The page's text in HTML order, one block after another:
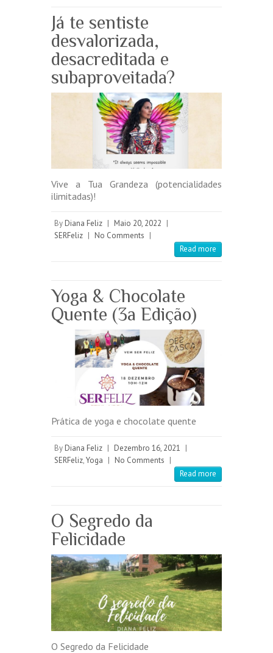
Já te sentiste
desvalorizada,
desacreditada e
subaproveitada?
Vive a Tua Grandeza (potencialidades
ilimitadas)!
By Diana Feliz | Maio 20, 2022 |
SERFeliz | No Comments |
Read more
Yoga & Chocolate
Quente (3a Edição)
Prática de yoga e chocolate quente
By Diana Feliz | Dezembro 16, 2021 |
SERFeliz,Yoga | No Comments |
Read more
O Segredo da
Felicidade
O Segredo da Felicidade